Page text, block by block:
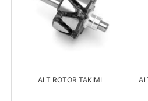
ALT ROTOR TAKIMI